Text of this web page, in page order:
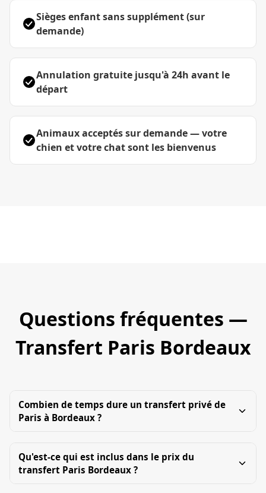
Sièges enfant sans supplément (sur
demande)
Annulation gratuite jusqu'à 24h avant le
départ
Animaux acceptés sur demande — votre
chien et votre chat sont les bienvenus
Questions fréquentes —
Transfert Paris Bordeaux
Combien de temps dure un transfert privé de
Paris à Bordeaux ?
Qu'est-ce qui est inclus dans le prix du
transfert Paris Bordeaux ?